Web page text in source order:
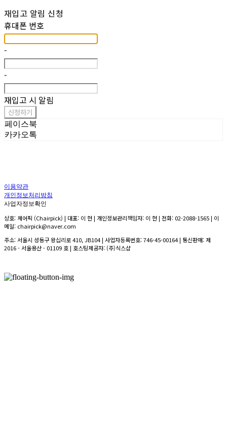
재입고 알림 신청
휴대폰 번호
-
-
재입고 시 알림
신청하기
페이스북
카카오톡
이용약관
개인정보처리방침
사업자정보확인
상호: 체어픽 (Chairpick) | 대표: 이 현 | 개인정보관리책임자: 이 현 | 전화: 02-2088-1565 | 이
메일: chairpick@naver.com
주소: 서울시 성동구 왕십리로 410, JB104 | 사업자등록번호:746-45-00164| 통신판매:제
2016 - 서울용산 - 01109 호| 호스팅제공자: (주)식스샵